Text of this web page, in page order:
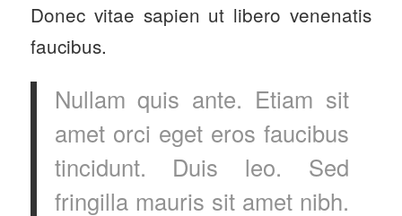
Donec vitae sapien ut libero venenatis
faucibus.
Nullam quis ante. Etiam sit
amet orci eget eros faucibus
tincidunt. Duis leo. Sed
fringilla mauris sit amet nibh.